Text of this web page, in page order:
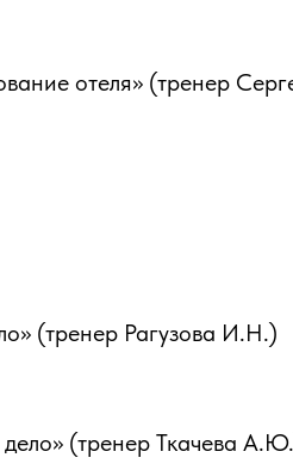
отеля» (тренер
(тренер Рагузова И.Н.)
(тренер Ткачева